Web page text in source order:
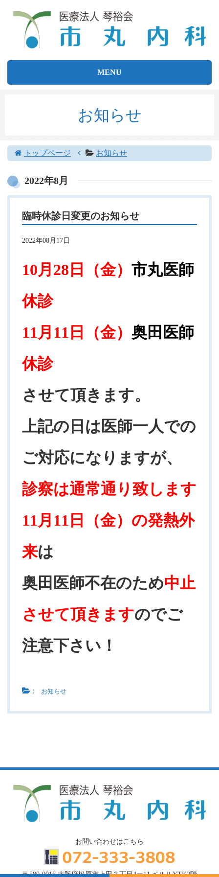
MENU
お知らせ
トップページ お知らせ
2022年8月
臨時休診日変更のお知らせ
2022年08月17日
10月28日（金） 市丸医師
休診
11月11日（金） 奥田医師
休診
させて頂きます。
上記の日は医師一人での
ご対応になりますが、
診察は通常通り致します
11月11日（金）の発熱外
来は
奥田医師不在のため中止
させて頂きますのでご
注意下さい！
: お知らせ
お問い合わせはこちら
〒580-0016 大阪府松原市上田３丁目4ー11 ペルルYTK2階